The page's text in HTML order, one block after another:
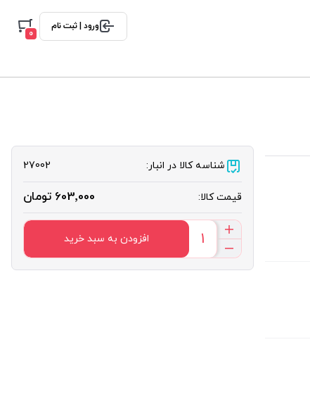
ورود | ثبت نام
0
شناسه کالا در انبار: 27002
قیمت کالا: 603٬000 تومان
افزودن به سبد خرید